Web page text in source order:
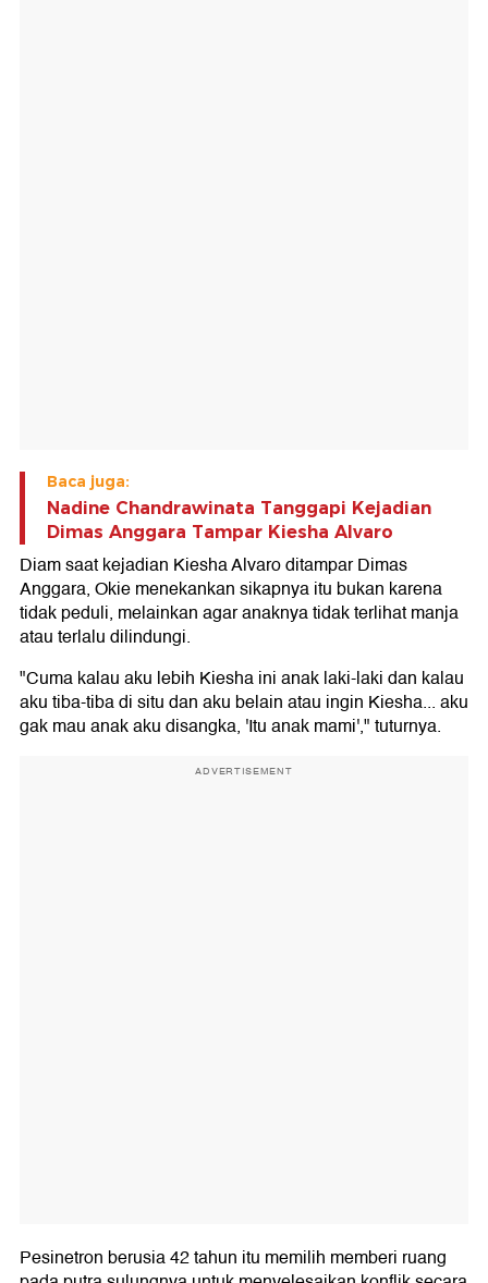
Baca juga:
Nadine Chandrawinata Tanggapi Kejadian
Dimas Anggara Tampar Kiesha Alvaro
Diam saat kejadian Kiesha Alvaro ditampar Dimas
Anggara, Okie menekankan sikapnya itu bukan karena
tidak peduli, melainkan agar anaknya tidak terlihat manja
atau terlalu dilindungi.
"Cuma kalau aku lebih Kiesha ini anak laki-laki dan kalau
aku tiba-tiba di situ dan aku belain atau ingin Kiesha... aku
gak mau anak aku disangka, 'Itu anak mami'," tuturnya.
ADVERTISEMENT
Pesinetron berusia 42 tahun itu memilih memberi ruang